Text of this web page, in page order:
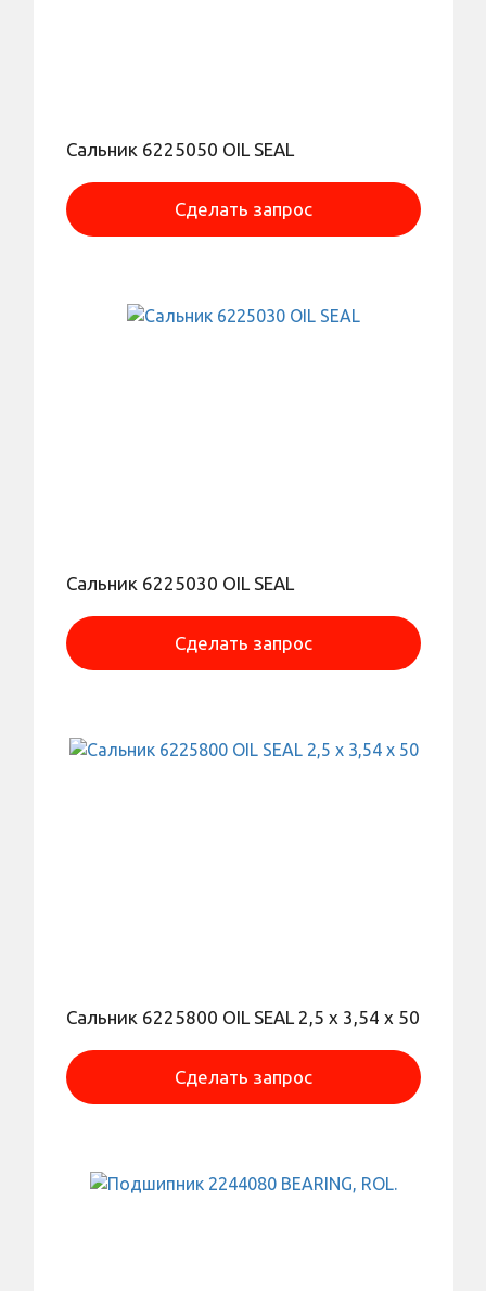
Сальник 6225050 OIL SEAL
Сделать запрос
Сальник 6225030 OIL SEAL
Сделать запрос
Сальник 6225800 OIL SEAL 2,5 x 3,54 x 50
Сделать запрос